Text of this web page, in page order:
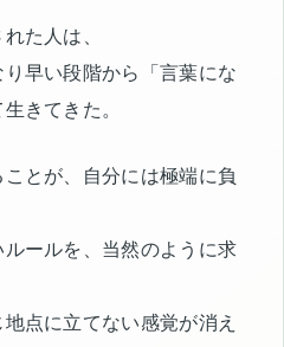
た人は、
早い段階から「言葉にな
きてきた。
ことが、自分には極端に負
ルールを、当然のように求
点に立てない感覚が消え